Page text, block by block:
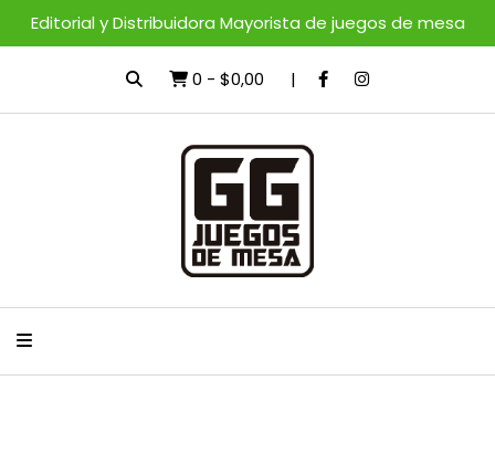
Editorial y Distribuidora Mayorista de juegos de mesa
0 - $0,00